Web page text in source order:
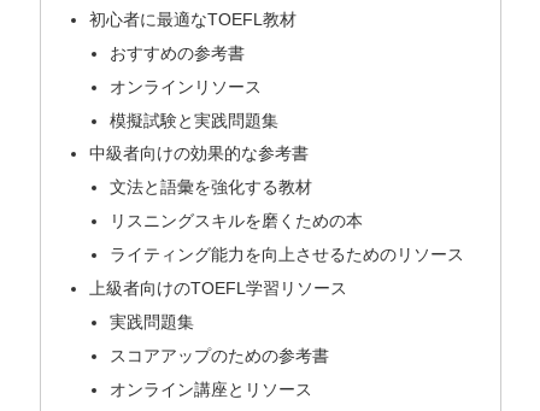
初心者に最適なTOEFL教材
おすすめの参考書
オンラインリソース
模擬試験と実践問題集
中級者向けの効果的な参考書
文法と語彙を強化する教材
リスニングスキルを磨くための本
ライティング能力を向上させるためのリソース
上級者向けのTOEFL学習リソース
実践問題集
スコアアップのための参考書
オンライン講座とリソース